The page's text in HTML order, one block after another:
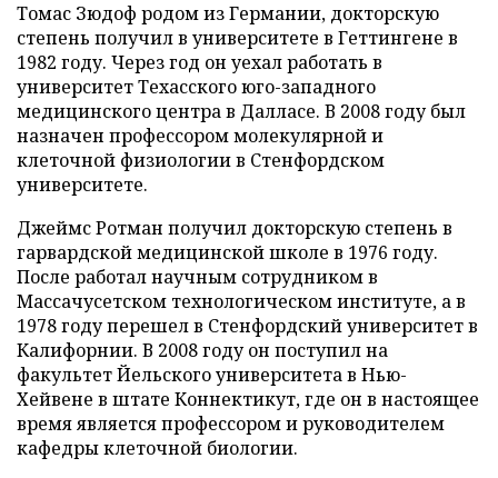
Томас Зюдоф родом из Германии, докторскую
степень получил в университете в Геттингене в
1982 году. Через год он уехал работать в
университет Техасского юго-западного
медицинского центра в Далласе. В 2008 году был
назначен профессором молекулярной и
клеточной физиологии в Стенфордском
университете.
Джеймс Ротман получил докторскую степень в
гарвардской медицинской школе в 1976 году.
После работал научным сотрудником в
Массачусетском технологическом институте, а в
1978 году перешел в Стенфордский университет в
Калифорнии. В 2008 году он поступил на
факультет Йельского университета в Нью-
Хейвене в штате Коннектикут, где он в настоящее
время является профессором и руководителем
кафедры клеточной биологии.